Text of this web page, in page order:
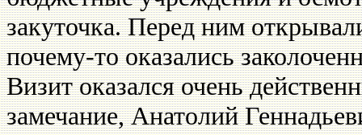
закуточка. Перед ним
почему-то оказались
Визит оказался очень
замечание, Анатолий